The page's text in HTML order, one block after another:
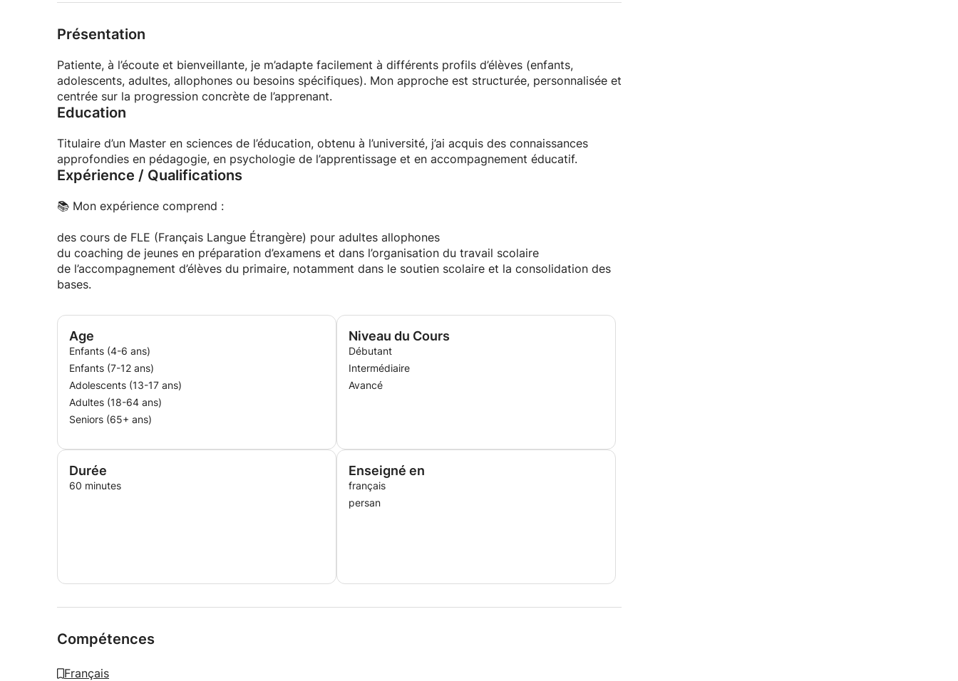
Présentation
Patiente, à l’écoute et bienveillante, je m’adapte facilement à différents profils d’élèves (enfants,
adolescents, adultes, allophones ou besoins spécifiques). Mon approche est structurée, personnalisée et
centrée sur la progression concrète de l’apprenant.
Education
Titulaire d’un Master en sciences de l’éducation, obtenu à l’université, j’ai acquis des connaissances
approfondies en pédagogie, en psychologie de l’apprentissage et en accompagnement éducatif.
Expérience / Qualifications
📚 Mon expérience comprend :
des cours de FLE (Français Langue Étrangère) pour adultes allophones
du coaching de jeunes en préparation d’examens et dans l’organisation du travail scolaire
de l’accompagnement d’élèves du primaire, notamment dans le soutien scolaire et la consolidation des
bases.
Age
Enfants (4-6 ans)
Enfants (7-12 ans)
Adolescents (13-17 ans)
Adultes (18-64 ans)
Seniors (65+ ans)
Niveau du Cours
Débutant
Intermédiaire
Avancé
Durée
60 minutes
Enseigné en
français
persan
Compétences
Français